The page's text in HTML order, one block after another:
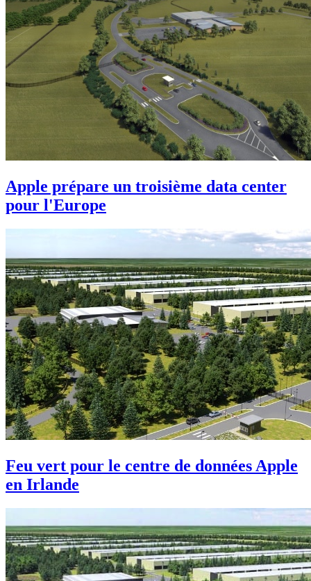
Apple prépare un troisième data center
pour l'Europe
Feu vert pour le centre de données Apple
en Irlande